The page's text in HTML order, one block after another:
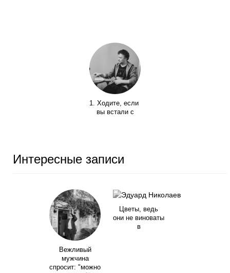
1. Ходите, если
вы встали с
Интересные записи
Вежливый
мужчина
спросит: "можно
Цветы, ведь
они не виноваты
в